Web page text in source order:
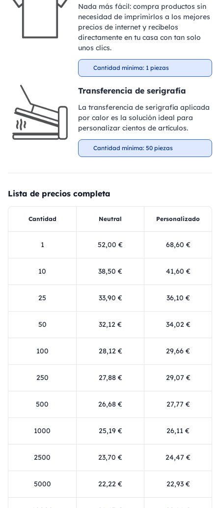
Nada más fácil: compra productos sin
necesidad de imprimirlos a los mejores
precios de internet y recíbelos
directamente en tu casa con tan solo
unos clics.
Cantidad mínima: 1 piezas
Transferencia de serigrafía
La transferencia de serigrafía aplicada
por calor es la solución ideal para
personalizar cientos de artículos.
Cantidad mínima: 50 piezas
Lista de precios completa
Cantidad Neutral Personalizado
1 52,00 € 68,60 €
10 38,50 € 41,60 €
25 33,90 € 36,10 €
50 32,12 € 34,02 €
100 28,12 € 29,66 €
250 27,88 € 29,07 €
500 26,68 € 27,77 €
1000 25,19 € 26,11 €
2500 23,70 € 24,47 €
5000 22,22 € 22,93 €